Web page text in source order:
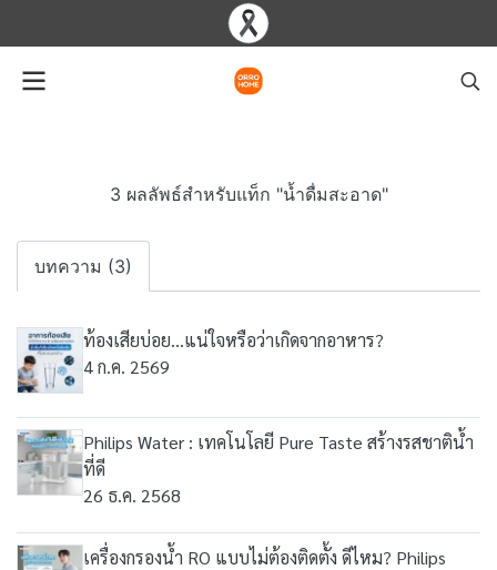
3 ผลลัพธ์สำหรับแท็ก "น้ำดื่มสะอาด"
บทความ (3)
ท้องเสียบ่อย...แน่ใจหรือว่าเกิดจากอาหาร?
4 ก.ค. 2569
Philips Water : เทคโนโลยี Pure Taste สร้างรสชาติน้ำ
ที่ดี
26 ธ.ค. 2568
เครื่องกรองน้ำ RO แบบไม่ต้องติดตั้ง ดีไหม? Philips